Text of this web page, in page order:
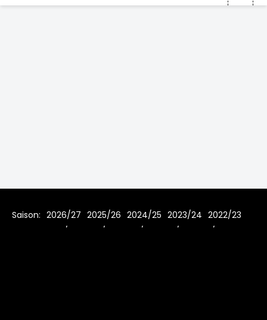
Saison: 2026/27 2025/26 2024/25 2023/24 2022/23
2021/22
2019/20 2018/19 2017/18
2016/17